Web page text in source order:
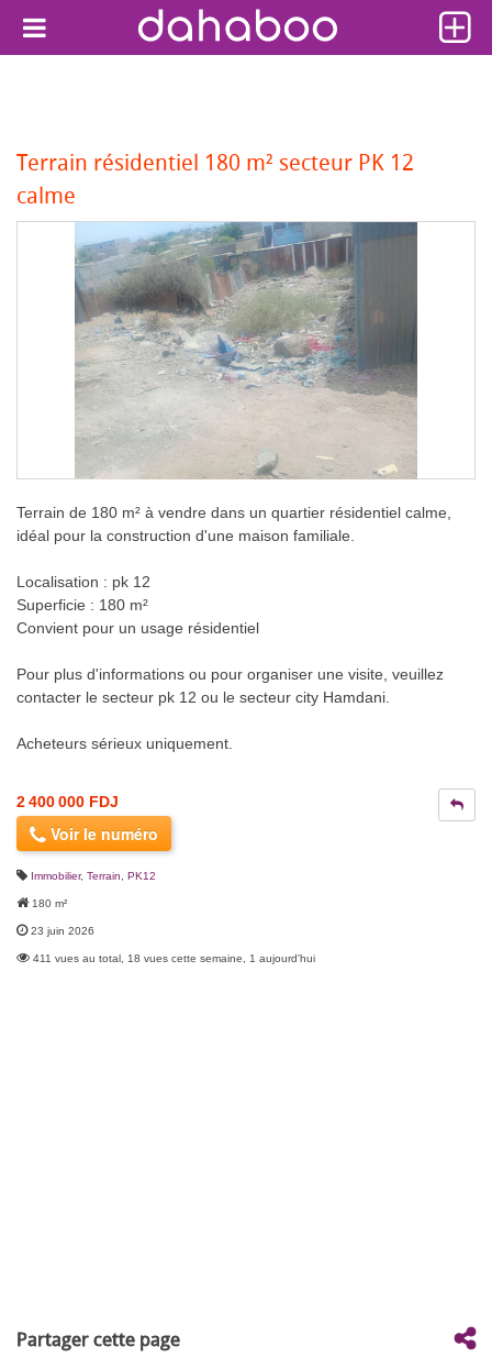
Terrain résidentiel 180 m² secteur PK 12
calme
Terrain de 180 m² à vendre dans un quartier résidentiel calme,
idéal pour la construction d'une maison familiale.
Localisation : pk 12
Superficie : 180 m²
Convient pour un usage résidentiel
Pour plus d'informations ou pour organiser une visite, veuillez
contacter le secteur pk 12 ou le secteur city Hamdani.
Acheteurs sérieux uniquement.
2 400 000 FDJ
Voir le numéro
Immobilier, Terrain PK12
180 m²
23 juin 2026
411 vues au total, 18 vues cette semaine, 1 aujourd'hui
Partager cette page